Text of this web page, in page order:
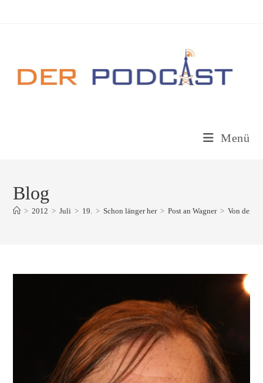
Menü
Blog
> 2012 > Juli > 19. > Schon länger her > Post an Wagner > Von den